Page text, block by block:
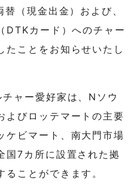
（現金出金）および、
DTKカード）へのチャー
たことをお知らせいたし
ャー愛好家は、Nソウ
よびロッテマートの主要
ケビマート、南大門市場
国7カ所に設置された拠
ことができます。